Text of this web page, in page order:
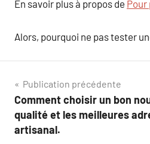
En savoir plus à propos de Pour
Alors, pourquoi ne pas tester
Navigation
de
l’article
Publication précédente
Comment choisir un bon
qualité et les meilleures
artisanal.